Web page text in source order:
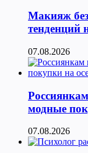
Макияж
тенденций
07.08.2026
модные
07.08.2026